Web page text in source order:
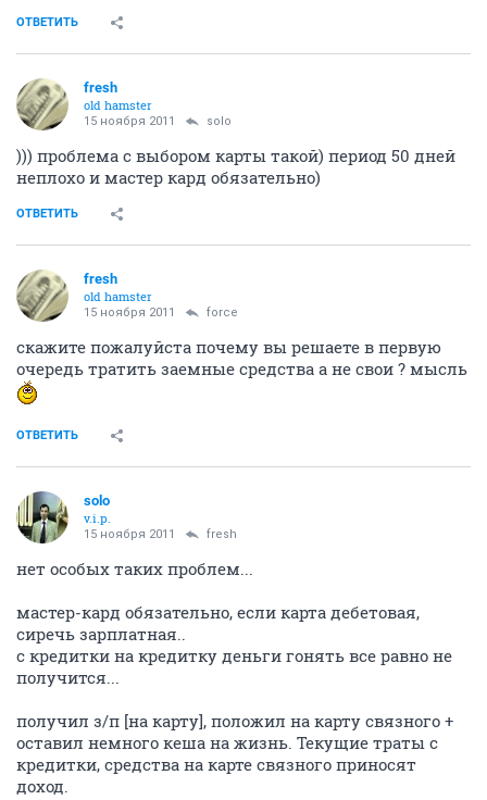
ОТВЕТИТЬ
fresh
old hamster
15 ноября 2011 solo
))) проблема с выбором карты такой) период 50 дней
неплохо и мастер кард обязательно)
ОТВЕТИТЬ
fresh
old hamster
15 ноября 2011 force
скажите пожалуйста почему вы решаете в первую
очередь тратить заемные средства а не свои ? мысль
ОТВЕТИТЬ
solo
v.i.p.
15 ноября 2011 fresh
нет особых таких проблем...
мастер-кард обязательно, если карта дебетовая,
сиречь зарплатная..
с кредитки на кредитку деньги гонять все равно не
получится...
получил з/п [на карту], положил на карту связного +
оставил немного кеша на жизнь. Текущие траты с
кредитки, средства на карте связного приносят
доход.